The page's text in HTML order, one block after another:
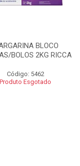
BLOCO
BOLOS 2KG RICCA
Código: 5462
Produto Esgotado